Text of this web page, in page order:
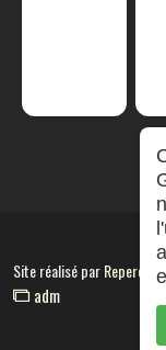
Site réalisé par
adm